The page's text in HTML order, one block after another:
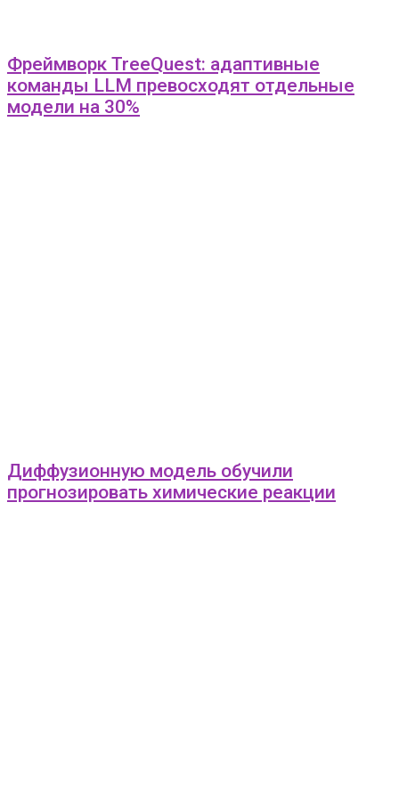
Фреймворк TreeQuest: адаптивные
команды LLM превосходят отдельные
модели на 30%
Диффузионную модель обучили
прогнозировать химические реакции